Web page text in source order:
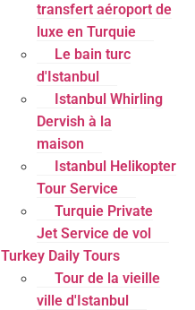
transfert aéroport de
luxe en Turquie
Le bain turc
d'Istanbul
Istanbul Whirling
Dervish à la
maison
Istanbul Helikopter
Tour Service
Turquie Private
Jet Service de vol
Turkey Daily Tours
Tour de la vieille
ville d'Istanbul